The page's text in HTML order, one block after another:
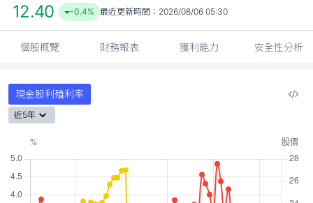
12.40 -0.4% 最近更新時間： 2026/08/06 05:30
個股概覽 財務報表 獲利能力 安全性分析
現金股利殖利率
近5年